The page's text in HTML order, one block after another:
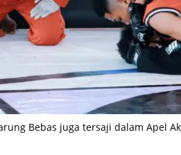
Bebas juga tersaji dalam Apel